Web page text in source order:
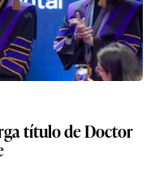
título de Doctor